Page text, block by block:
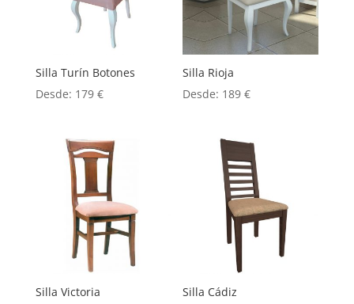
Silla Turín Botones
Desde: 179 €
Silla Rioja
Desde: 189€
Silla Victoria
Silla Cádiz